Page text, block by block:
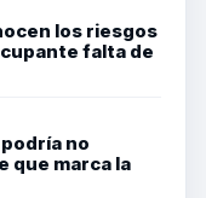
los riesgos
falta de
no
que marca la